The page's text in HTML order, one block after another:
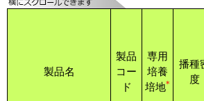
サンプル請求
プライマー・プローブ検索・注文
機器ソフトウェア・ベクター配列ダウン
ラーニングセンター
製品名
製品
コー
ド
専用
培養
培地*
播種
度